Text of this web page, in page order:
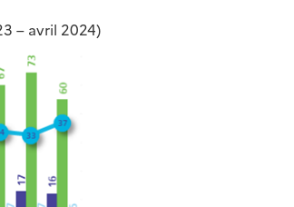
– avril 2024)